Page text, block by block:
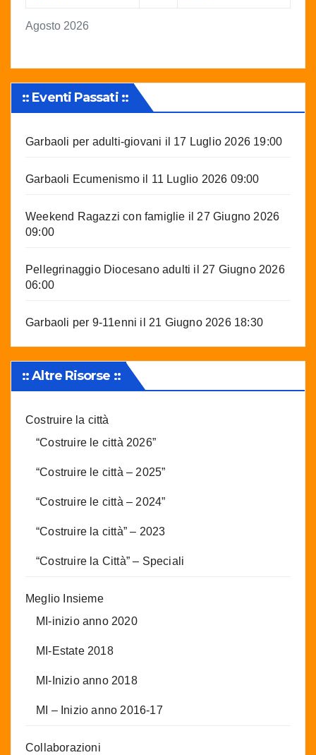
Agosto 2026
:: Eventi Passati ::
Garbaoli per adulti-giovani il 17 Luglio 2026 19:00
Garbaoli Ecumenismoil 11 Luglio 2026 09:00
Weekend Ragazzi con famiglie il 27 Giugno 2026
09:00
Pellegrinaggio Diocesano adulti il 27 Giugno 2026
06:00
Garbaoli per 9-11enni il 21 Giugno 2026 18:30
:: Altre Risorse ::
Costruire la città
“Costruire le città 2026”
“Costruire le città – 2025”
“Costruire le città – 2024”
“Costruire la città” – 2023
“Costruire la Città” – Speciali
Meglio Insieme
MI-inizio anno 2020
MI-Estate 2018
MI-Inizio anno 2018
MI – Inizio anno 2016-17
Collaborazioni